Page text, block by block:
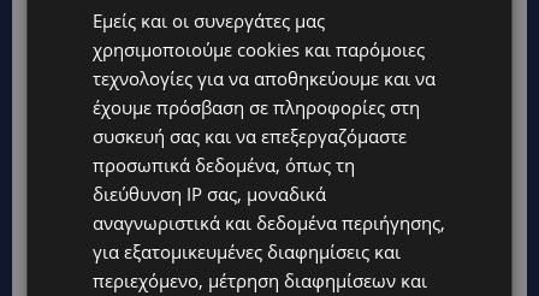
@LARNAKA @PAFOS CYPRUS POST
TOP
TOP NICOSIA
ΕΠΙΚΑΙΡΌΤΗΤΑ ΛΕΜΕΣΌΣ
Εμείς και οι συνεργάτες μας
χρησιμοποιούμε cookies και παρόμοιες
τεχνολογίες για να αποθηκεύουμε και να
έχουμε πρόσβαση σε πληροφορίες στη
συσκευή σας και να επεξεργαζόμαστε
προσωπικά δεδομένα, όπως τη
διεύθυνση IP σας, μοναδικά
αναγνωριστικά και δεδομένα περιήγησης,
για εξατομικευμένες διαφημίσεις και
περιεχόμενο, μέτρηση διαφημίσεων και